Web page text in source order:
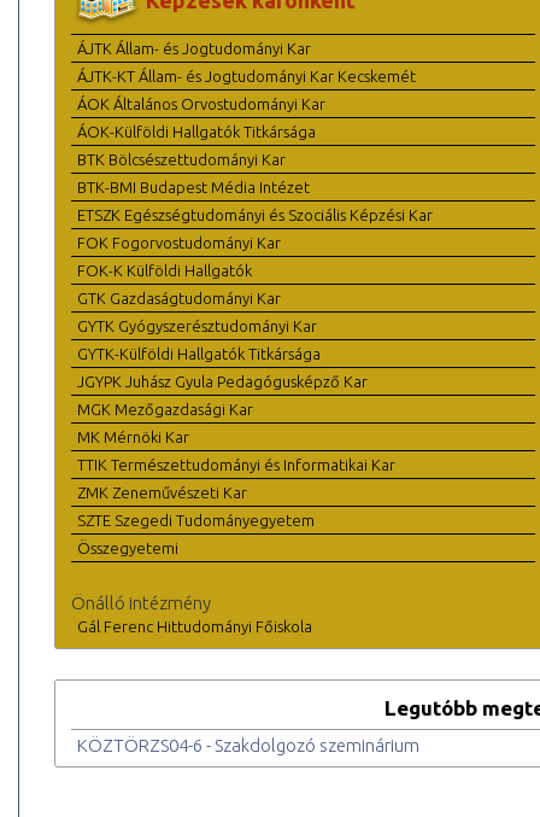
ÁJTK Állam- és Jogtudományi Kar
ÁJTK-KT Állam- és Jogtudományi Kar Kecskemét
ÁOK Általános Orvostudományi Kar
ÁOK-Külföldi Hallgatók Titkársága
BTK Bölcsészettudományi Kar
BTK-BMI Budapest Média Intézet
ETSZK Egészségtudományi és Szociális Képzési Kar
FOK Fogorvostudományi Kar
FOK-K Külföldi Hallgatók
GTK Gazdaságtudományi Kar
GYTK Gyógyszerésztudományi Kar
GYTK-Külföldi Hallgatók Titkársága
JGYPK Juhász Gyula Pedagógusképző Kar
MGK Mezőgazdasági Kar
MK Mérnöki Kar
TTIK Természettudományi és Informatikai Kar
ZMK Zeneművészeti Kar
SZTE Szegedi Tudományegyetem
Összegyetemi
Önálló intézmény
Gál Ferenc Hittudományi Főiskola
Legutóbb
KÖZTÖRZS04-6 - Szakdolgozó szeminárium